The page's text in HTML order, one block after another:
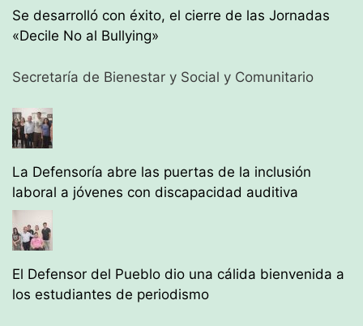
Se desarrolló con éxito, el cierre de las Jornadas
«Decile No al Bullying»
Secretaría de Bienestar y Social y Comunitario
La Defensoría abre las puertas de la inclusión
laboral a jóvenes con discapacidad auditiva
El Defensor del Pueblo dio una cálida bienvenida a
los estudiantes de periodismo